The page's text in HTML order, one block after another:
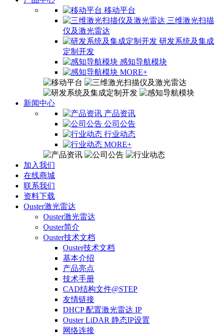
移动平台
三维激光扫描
仪及激光雷达
研发系统及集成
定制开发
感知导航模块
MORE+
新闻中心
产品资讯
公司公告
行业动态
MORE+
加入我们
在线商城
联系我们
资料下载
Ouster激光雷达
Ouster激光雷达
Ouster简介
Ouster技术文档
Ouster技术文档
基本介绍
产品亮点
技术手册
CAD结构文件@STEP
友情链接
DHCP 配置激光雷达 IP
Ouster LiDAR 静态IP设置
网络连接